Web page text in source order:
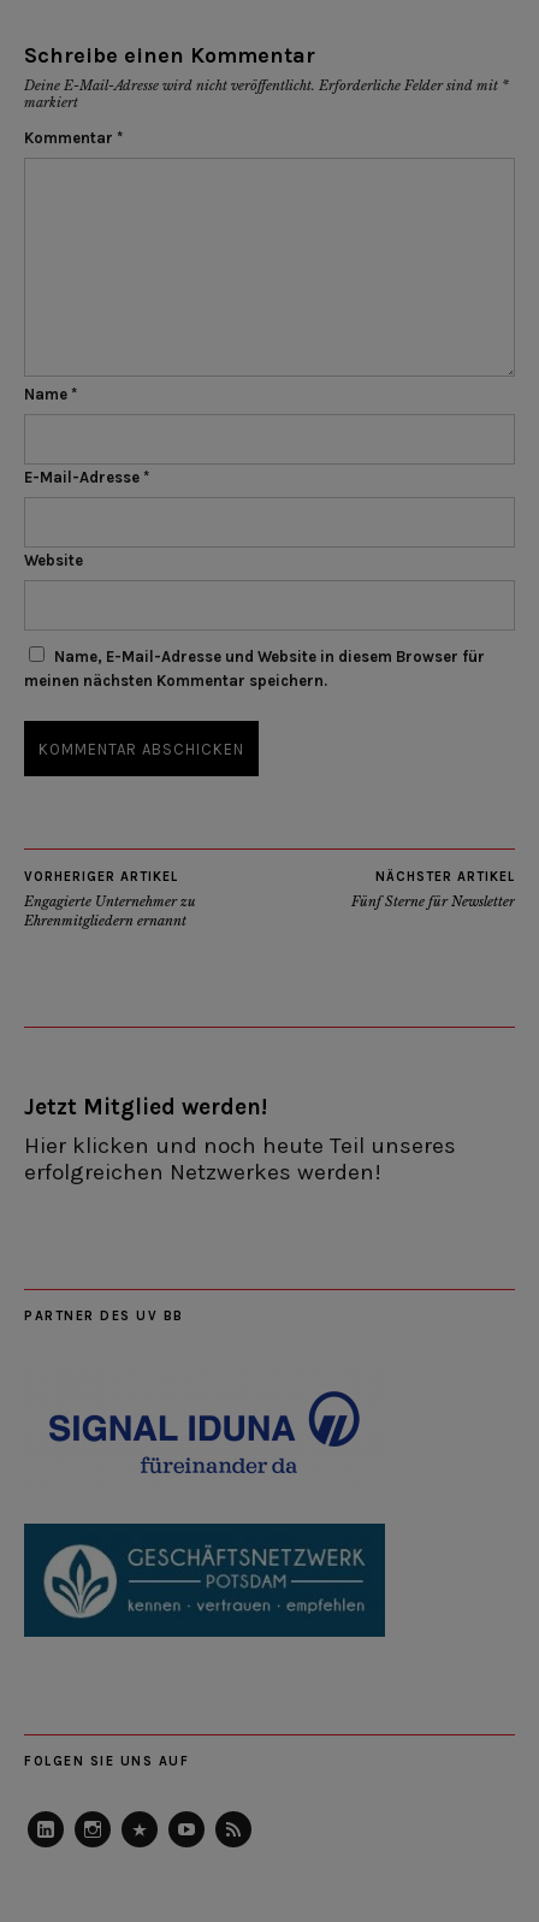
Schreibe einen Kommentar
Deine E-Mail-Adresse wird nicht veröffentlicht. Erforderliche Felder sind mit *
markiert
Kommentar *
Name *
E-Mail-Adresse *
Website
Name, E-Mail-Adresse und Website in diesem Browser für
meinen nächsten Kommentar speichern.
VORHERIGER ARTIKEL
Engagierte Unternehmer zu
Ehrenmitgliedern ernannt
NÄCHSTER ARTIKEL
Fünf Sterne für Newsletter
Jetzt Mitglied werden!
Hier klicken und noch heute Teil unseres
erfolgreichen Netzwerkes werden!
PARTNER DES UV BB
FOLGEN SIE UNS AUF